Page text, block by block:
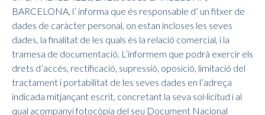
BARCELONA, l’ informa que és responsable d’ un fitxer de
dades de caràcter personal, on estan incloses les seves
dades, la finalitat de les quals és la relació comercial, i la
tramesa de documentació. L’informem que podrà exercir els
drets d’accés, rectificació, supressió, oposició, limitació del
tractament i portabilitat de les seves dades en l’adreça
indicada mitjançant escrit, concretant la seva sol·licitud i al
qual acompanyi fotocòpia del seu Document Nacional